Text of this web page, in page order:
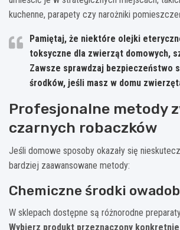
kuchenne, parapety czy narożniki
Pamiętaj, że niektóre olejki
toksyczne dla zwierząt domowych,
Zawsze sprawdzaj bezpieczeństwo
środków, jeśli masz w domu
Profesjonalne metody
czarnych robaczków
Jeśli domowe sposoby okazały się
bardziej zaawansowane metody:
Chemiczne środki
W sklepach dostępne są różnorodne
Wybierz produkt przeznaczony